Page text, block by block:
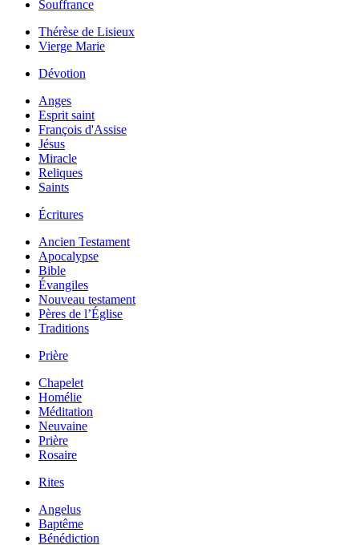
Souffrance
Thérèse de Lisieux
Vierge Marie
Dévotion
Anges
Esprit saint
François d'Assise
Jésus
Miracle
Reliques
Saints
Écritures
Ancien Testament
Apocalypse
Bible
Évangiles
Nouveau testament
Pères de l’Église
Traditions
Prière
Chapelet
Homélie
Méditation
Neuvaine
Prière
Rosaire
Rites
Angelus
Baptême
Bénédiction